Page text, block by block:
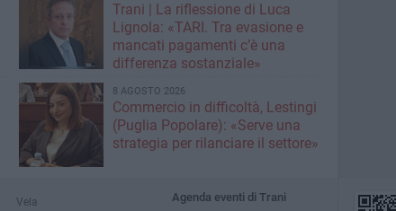
Trani | La riflessione di Luca
Lignola: «TARI. Tra evasione e
mancati pagamenti c’è una
differenza sostanziale»
8 AGOSTO 2026
Commercio in difficoltà, Lestingi
(Puglia Popolare): «Serve una
strategia per rilanciare il settore»
Vela
Agenda eventi di Trani